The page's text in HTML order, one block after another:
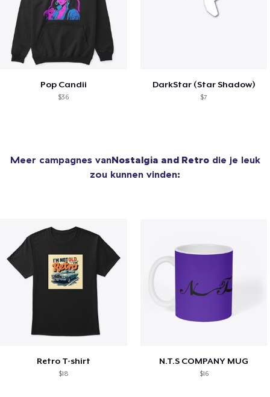
Pop Candii
$36
DarkStar (Star Shadow)
$7
Meer campagnes vanNostalgia and Retrodie je leuk
zou kunnen vinden:
Retro T-shirt
$18
N.T.S COMPANY MUG
$16